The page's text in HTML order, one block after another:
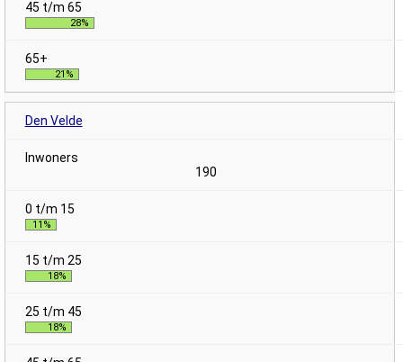
28%
21%
Den Velde
190
11%
18%
18%